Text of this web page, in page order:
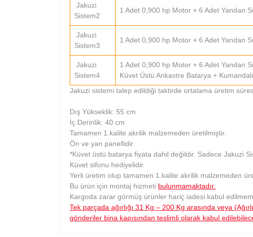
Jakuzi
Sistem2
1 Adet 0,900 hp Motor + 6 Adet Yandan
Jakuzi
Sistem3
1 Adet 0,900 hp Motor + 6 Adet Yandan
Jakuzi
Sistem4
1 Adet 0,900 hp Motor + 6 Adet Yandan
Küvet Üstü Ankastre Batarya +
Jakuzi sistemi talep edildiği taktirde ortalama üretim
Dış Yükseklik: 55 cm
İç Derinlik: 40 cm
Tamamen 1.kalite akrilik malzemeden üretilmiştir.
Ön ve yan panellidir.
*Küvet üstü batarya fiyata dahil değildir. Sadece Jakuzi
Küvet sifonu hediyelidir.
Yerli üretim olup tamamen 1.kalite akrilik malzemeden
Bu ürün için montaj hizmeti bulunmamaktadır.
Kargoda zarar görmüş ürünler hariç iadesi kabul
Tek parçada ağırlığı 31 Kg – 200 Kg arasında veya
gönderiler bina kapısından teslimli olarak kabul